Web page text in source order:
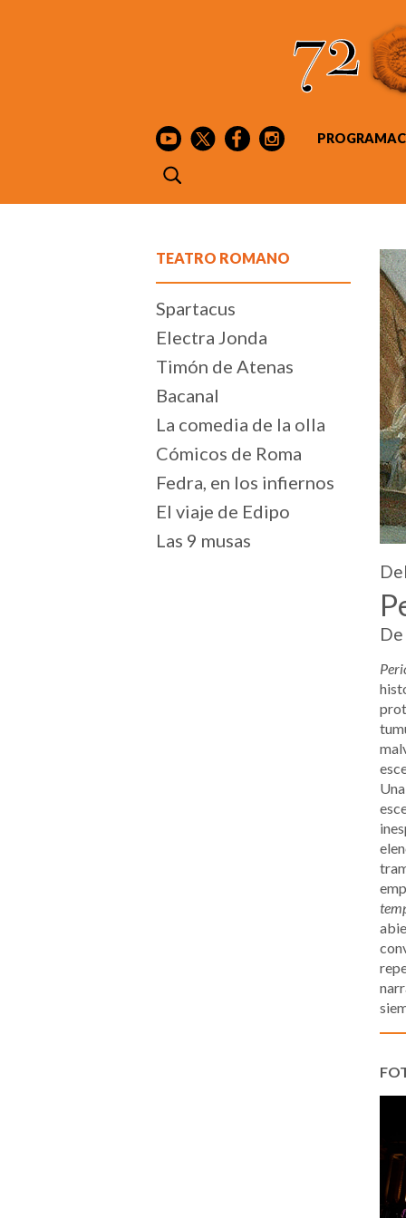
TEATRO ROMANO
Spartacus
Electra Jonda
Timón de Atenas
Bacanal
La comedia de la olla
Cómicos de Roma
Fedra, en los infiernos
El viaje de Edipo
Las 9 musas